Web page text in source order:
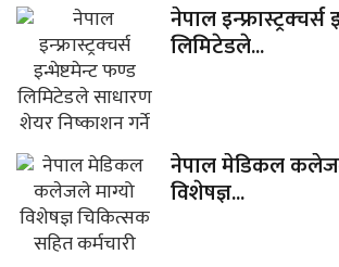
नेपाल इन्फ्रास्ट्रक्चर्स
लिमिटेडले...
नेपाल मेडिकल
विशेषज्ञ...